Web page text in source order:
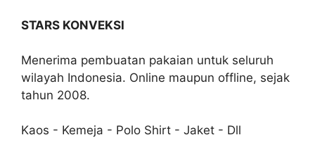
STARS KONVEKSI
Menerima pembuatan pakaian untuk seluruh
wilayah Indonesia. Online maupun offline, sejak
tahun 2008.
Kaos - Kemeja - Polo Shirt - Jaket - Dll